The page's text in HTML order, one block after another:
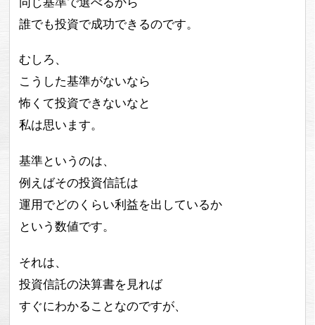
誰でも投資で成功できるのです。
むしろ、
こうした基準がないなら
怖くて投資できないなと
私は思います。
基準というのは、
例えばその投資信託は
運用でどのくらい利益を出しているか
という数値です。
それは、
投資信託の決算書を見れば
すぐにわかることなのですが、